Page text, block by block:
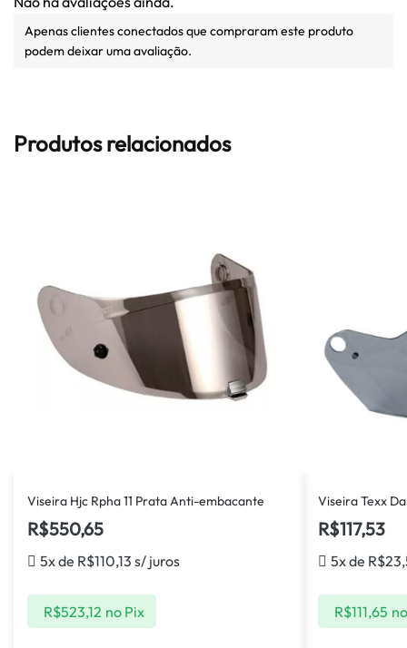
Apenas clientes conectados que compraram este produto
podem deixar uma avaliação.
Produtos relacionados
Viseira Hjc Rpha 11 Prata Anti-embacante
R$550,65
5x de R$110,13 s/ juros
R$523,12 no Pix
Viseira Texx
R$117,53
5x de R$
R$111,65